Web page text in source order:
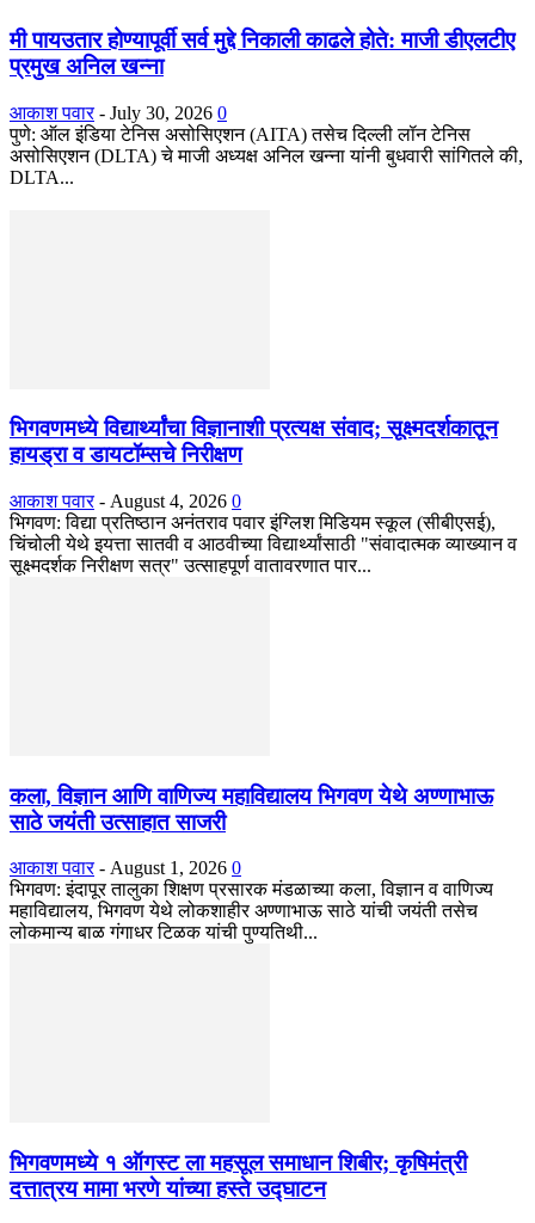
मी पायउतार होण्यापूर्वी सर्व मुद्दे निकाली काढले होते: माजी डीएलटीए
प्रमुख अनिल खन्ना
आकाश पवार - July 30, 2026 0
पुणे: ऑल इंडिया टेनिस असोसिएशन (AITA) तसेच दिल्ली लॉन टेनिस
असोसिएशन (DLTA) चे माजी अध्यक्ष अनिल खन्ना यांनी बुधवारी सांगितले की,
DLTA...
भिगवणमध्ये विद्यार्थ्यांचा विज्ञानाशी प्रत्यक्ष संवाद; सूक्ष्मदर्शकातून
हायड्रा व डायटॉम्सचे निरीक्षण
आकाश पवार - August 4, 2026 0
भिगवण: विद्या प्रतिष्ठान अनंतराव पवार इंग्लिश मिडियम स्कूल (सीबीएसई),
चिंचोली येथे इयत्ता सातवी व आठवीच्या विद्यार्थ्यांसाठी "संवादात्मक व्याख्यान व
सूक्ष्मदर्शक निरीक्षण सत्र" उत्साहपूर्ण वातावरणात पार...
कला, विज्ञान आणि वाणिज्य महाविद्यालय भिगवण येथे अण्णाभाऊ
साठे जयंती उत्साहात साजरी
आकाश पवार - August 1, 2026 0
भिगवण: इंदापूर तालुका शिक्षण प्रसारक मंडळाच्या कला, विज्ञान व वाणिज्य
महाविद्यालय, भिगवण येथे लोकशाहीर अण्णाभाऊ साठे यांची जयंती तसेच
लोकमान्य बाळ गंगाधर टिळक यांची पुण्यतिथी...
भिगवणमध्ये १ ऑगस्ट ला महसूल समाधान शिबीर; कृषिमंत्री
दत्तात्रय मामा भरणे यांच्या हस्ते उद्घाटन